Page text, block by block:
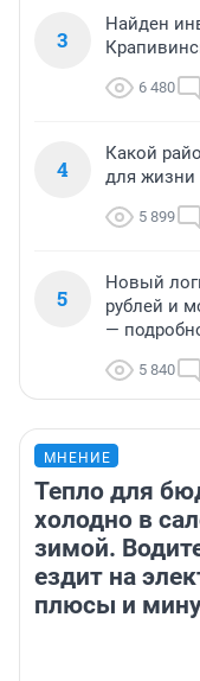
3
Найден
6 480
4
Какой
для
5 899
5
Новый
рублей и
—
5 840
МНЕНИЕ
Тепло для
холодно в
зимой.
ездит на
плюсы и